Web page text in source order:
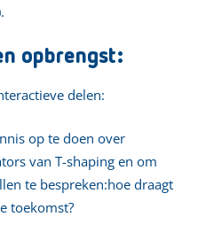
opbrengst:
delen:
op te doen over
van T-shaping en om
te bespreken:hoe draagt
toekomst?